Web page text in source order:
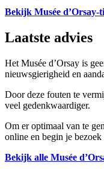
Bekijk Musée d’Orsay-
Laatste advies
Het Musée d’Orsay is
nieuwsgierigheid en
Door deze fouten te
veel gedenkwaardiger.
Om er optimaal van te
online en begin je
Bekijk alle Musée